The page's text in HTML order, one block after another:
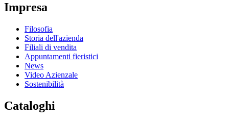
Impresa
Filosofia
Storia dell'azienda
Filiali di vendita
Appuntamenti fieristici
News
Video Azienzale
Sostenibilità
Cataloghi